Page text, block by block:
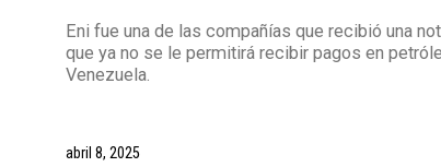
Eni fue una de las compañías que recibió una
que ya no se le permitirá recibir pagos en
Venezuela.
abril 8, 2025